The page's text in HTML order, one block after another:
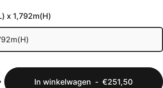
x 1,792m(H)
In winkelwagen -€251,50